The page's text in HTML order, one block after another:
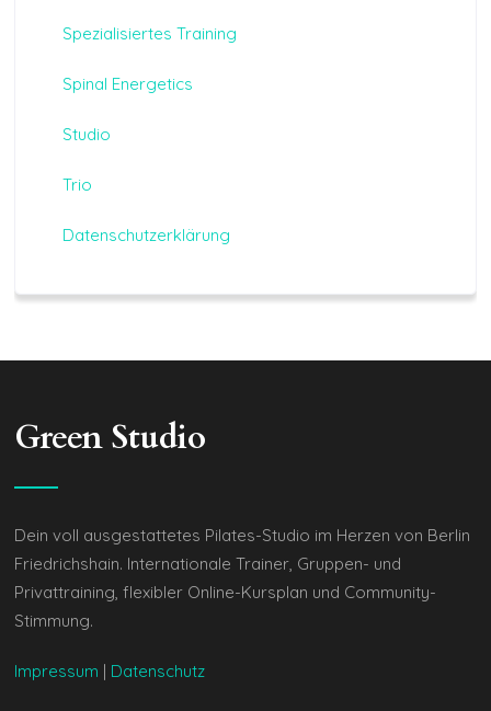
Spezialisiertes Training
Spinal Energetics
Studio
Trio
Datenschutzerklärung
Green Studio
Dein voll ausgestattetes Pilates-Studio im Herzen von Berlin
Friedrichshain. Internationale Trainer, Gruppen- und
Privattraining, flexibler Online-Kursplan und Community-
Stimmung.
Impressum | Datenschutz